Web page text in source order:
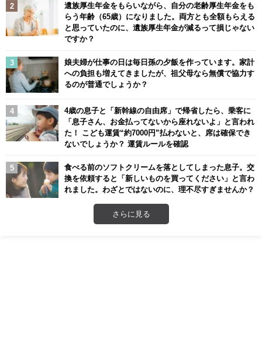
遺族厚生年金をもらいながら、自分の老齢厚生年金をも
らう年齢（65歳）になりました。両方とも全額もらえる
と思っていたのに、遺族厚生年金が減るって損じゃない
ですか？
娘夫婦が仕事の日は毎日孫の夕飯を作っています。家計
への負担も増えてきましたが、祖父母なら無償で協力す
るのが普通でしょうか？
4歳の息子と「新幹線の自由席」で帰省したら、乗客に
「息子さん、お金払ってないから座れないよ」と言われ
た！ こども運賃“約7000円”払わないと、席は確保でき
ないでしょうか？ 運賃ルールを確認
食べる前のソフトクリームを落としてしまった息子。交
換を依頼すると「新しいものを買ってください」と言わ
れました。わざとではないのに、理不尽すぎませんか？
さらに見る